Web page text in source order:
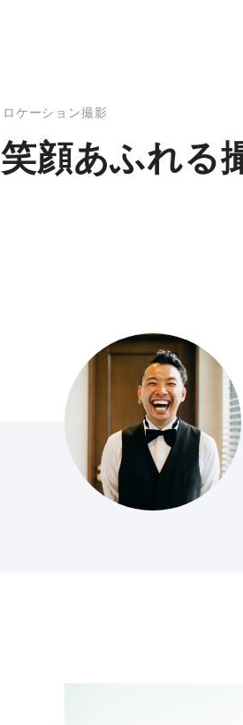
ロケーション撮影
笑顔あふれる